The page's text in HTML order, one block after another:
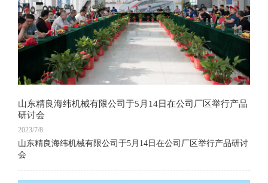
山东精良海纬机械有限公司于5月14日在公司厂区举行产品
研讨会
2023/7/8
山东精良海纬机械有限公司于5月14日在公司厂区举行产品研讨
会